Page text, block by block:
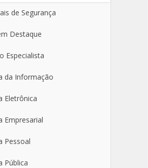
de Segurança
Destaque
Especialista
da Informação
Eletrônica
Empresarial
Pessoal
Pública